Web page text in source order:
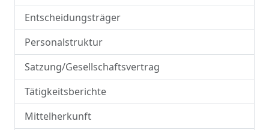
Entscheidungsträger
Personalstruktur
Satzung/Gesellschaftsvertrag
Tätigkeitsberichte
Mittelherkunft